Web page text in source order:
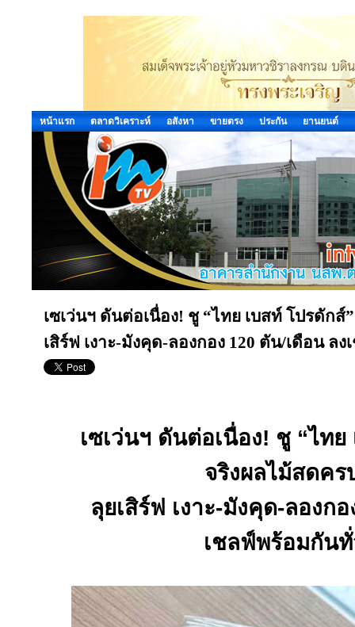
หน้าแรก ตลาดวิเคราะห์ อสังหา ขายตรง ประกัน ยานยนต์
เซเว่นฯ ดันต่อเนื่อง! ชู “ไทย เบสท์ โปรดัก
เสิร์ฟ เงาะ-มังคุด-ลองกอง 120 ตัน/เดือน ล
เซเว่นฯ ดันต่อเนื่อง! ชู “ไทย
จริงผลไม้สดคร
ลุยเสิร์ฟ เงาะ-มังคุด-ลองก
เชลฟ์พร้อมกัน